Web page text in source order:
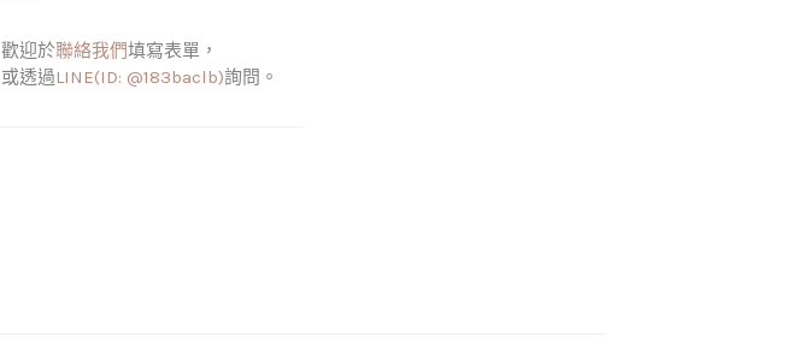
歡迎於聯絡我們填寫表單，
或透過LINE(ID: @183baclb)詢問。